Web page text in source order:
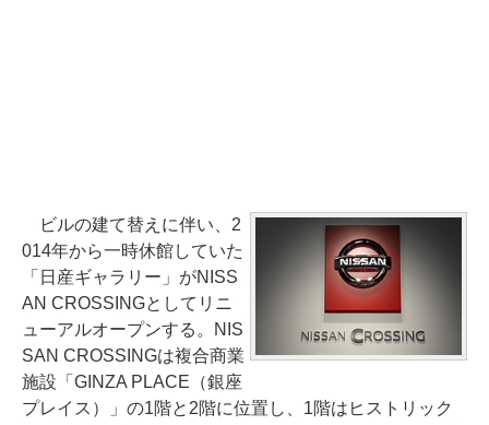
ビルの建て替えに伴い、2
014年から一時休館していた
「日産ギャラリー」がNISS
AN CROSSINGとしてリニ
ューアルオープンする。NIS
SAN CROSSINGは複合商業
施設「GINZA PLACE（銀座
プレイス）」の1階と2階に位置し、1階はヒストリック